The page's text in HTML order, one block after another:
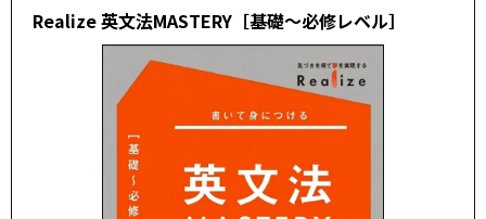
Realize 英文法MASTERY［基礎～必修レベル］